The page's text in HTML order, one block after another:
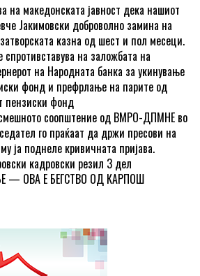
на македонската јавност дека нашиот
Јакимовски доброволно замина на
казна од шест и пол месеци.
спротивставува на заложбата на
на Народната банка за укинување
фонд и префрлање на парите од
пензиски фонд
смешното соопштение од ВМРО-ДПМНЕ во
го праќаат да држи пресови на
ја поднеле кривичната пријава.
кадровски резил 3 дел
— ОВА Е БЕГСТВО ОД КАРПОШ